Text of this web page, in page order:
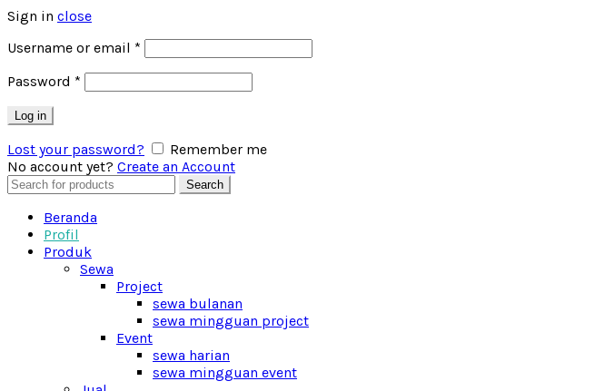
Sign in close
Username or email *
Password *
Log in
Lost your password?
Remember me
No account yet? Create an Account
Search
for:
Search
Beranda
Profil
Produk
Sewa
Project
sewa bulanan
sewa mingguan project
Event
sewa harian
sewa mingguan event